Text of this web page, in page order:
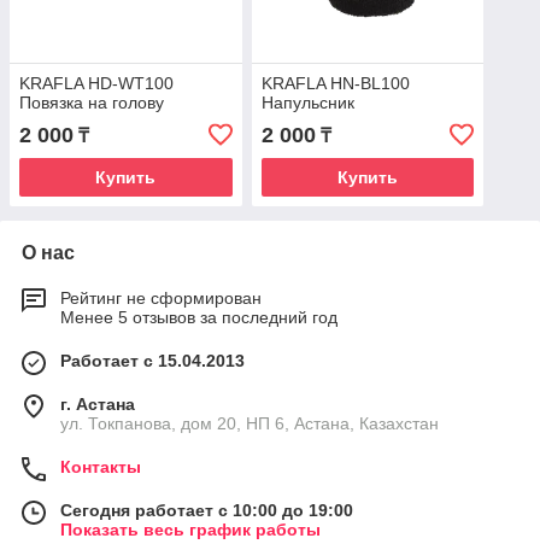
KRAFLA HD-WT100
Повязка на голову
2 000 ₸
Купить
KRAFLA HN-BL100
Напульсник
2 000₸
Купить
О нас
Рейтинг не сформирован
Менее 5 отзывов за последний год
Работает с 15.04.2013
г. Астана
ул. Токпанова, дом 20, НП 6, Астана, Казахстан
Контакты
Сегодня работает с 10:00 до 19:00
Показать весь график работы